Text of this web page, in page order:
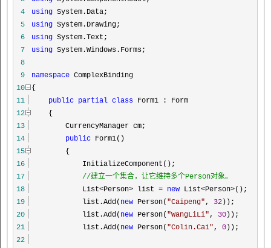
4
using System.Data;
5
using System.Drawing;
6
using System.Text;
7
using System.Windows.Forms;
8
9
namespace ComplexBinding
10
{
11
public partial class Form1 : Form
12
{
13
CurrencyManager cm;
14
public Form1()
15
{
16
InitializeComponent();
17
//建立一个集合，让它维持多个Person对象。
18
List<Person> list = new List<Person>();
19
list.Add( new Person( "Caipeng", 32 ));
20
list.Add( new Person( "WangLiLi", 30 ));
21
list.Add( new Person( "Colin.Cai", 0 ));
22